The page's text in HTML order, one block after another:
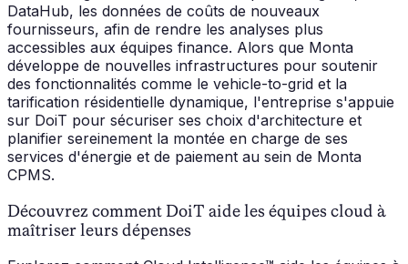
DataHub, les données de coûts de nouveaux
fournisseurs, afin de rendre les analyses plus
accessibles aux équipes finance. Alors que Monta
développe de nouvelles infrastructures pour soutenir
des fonctionnalités comme le vehicle-to-grid et la
tarification résidentielle dynamique, l'entreprise s'appuie
sur DoiT pour sécuriser ses choix d'architecture et
planifier sereinement la montée en charge de ses
services d'énergie et de paiement au sein de Monta
CPMS.
Découvrez comment DoiT aide les équipes cloud à
maîtriser leurs dépenses